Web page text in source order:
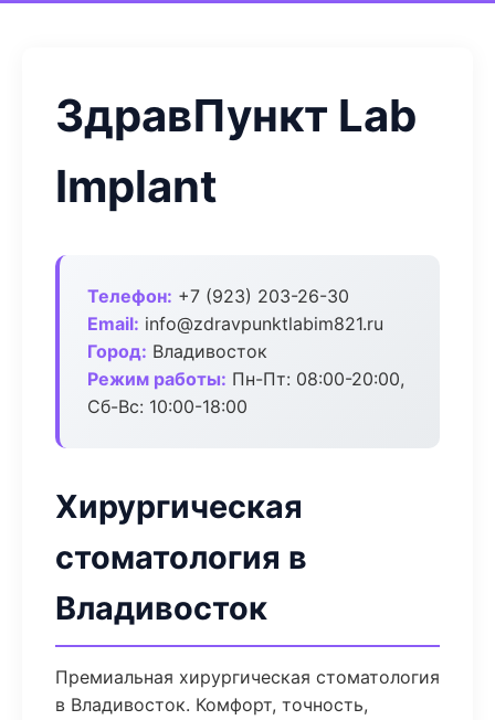
ЗдравПункт Lab
Implant
Телефон: +7 (923) 203-26-30
Email: info@zdravpunktlabim821.ru
Город: Владивосток
Режим работы: Пн-Пт: 08:00-20:00,
Сб-Вс: 10:00-18:00
Хирургическая
стоматология в
Владивосток
Премиальная хирургическая стоматология
в Владивосток. Комфорт, точность,